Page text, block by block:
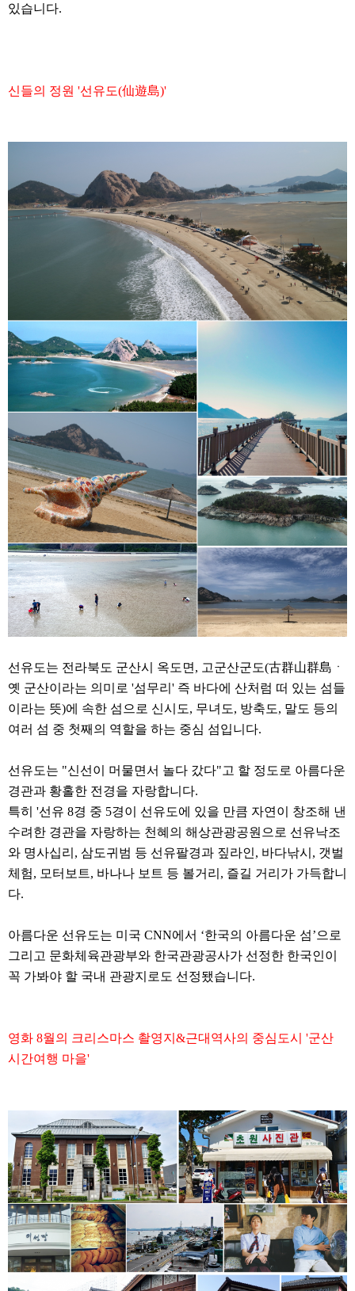
있습니다.
신들의 정원 '선유도(仙遊島)'
선유도는 전라북도 군산시 옥도면, 고군산군도(古群山群島ㆍ
옛 군산이라는 의미로 '섬무리' 즉 바다에 산처럼 떠 있는 섬들
이라는 뜻)에 속한 섬으로 신시도, 무녀도, 방축도, 말도 등의
여러 섬 중 첫째의 역할을 하는 중심 섬입니다.
선유도는 "신선이 머물면서 놀다 갔다"고 할 정도로 아름다운
경관과 황홀한 전경을 자랑합니다.
특히 '선유 8경 중 5경이 선유도에 있을 만큼 자연이 창조해 낸
수려한 경관을 자랑하는 천혜의 해상관광공원으로 선유낙조
와 명사십리, 삼도귀범 등 선유팔경과 짚라인, 바다낚시, 갯벌
체험, 모터보트, 바나나 보트 등 볼거리, 즐길 거리가 가득합니
다.
아름다운 선유도는 미국 CNN에서 ‘한국의 아름다운 섬’으로
그리고 문화체육관광부와 한국관광공사가 선정한 한국인이
꼭 가봐야 할 국내 관광지로도 선정됐습니다.
영화 8월의 크리스마스 촬영지&근대역사의 중심도시 '군산
시간여행 마을'